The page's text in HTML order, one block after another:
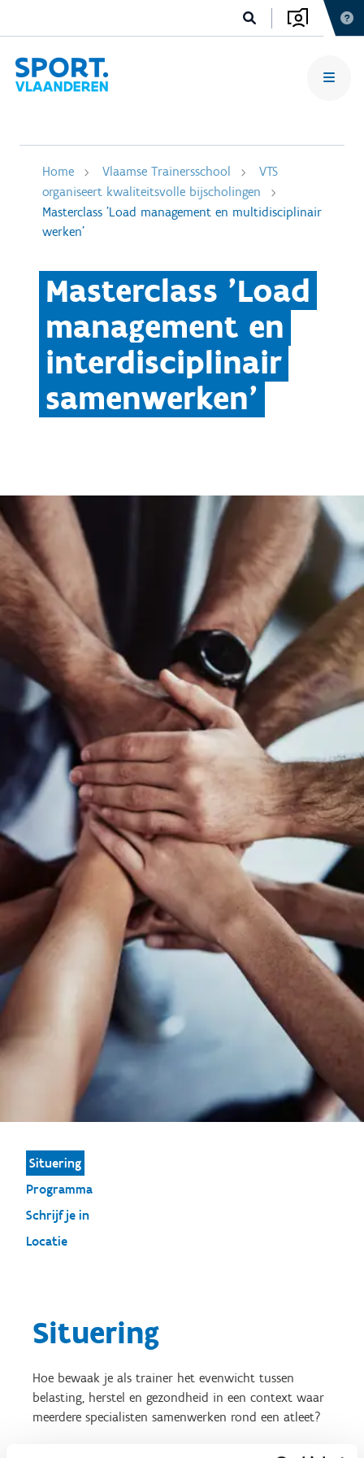
Home Vlaamse Trainersschool
VTS
organiseert kwaliteitsvolle bijscholingen
Masterclass 'Load management en multidisciplinair
werken'
Masterclass 'Load
management en
interdisciplinair
samenwerken'
Situering
Programma
Schrijf je in
Locatie
Situering
Hoe bewaak je als trainer het evenwicht tussen
belasting, herstel en gezondheid in een context waar
meerdere specialisten samenwerken rond een atleet?